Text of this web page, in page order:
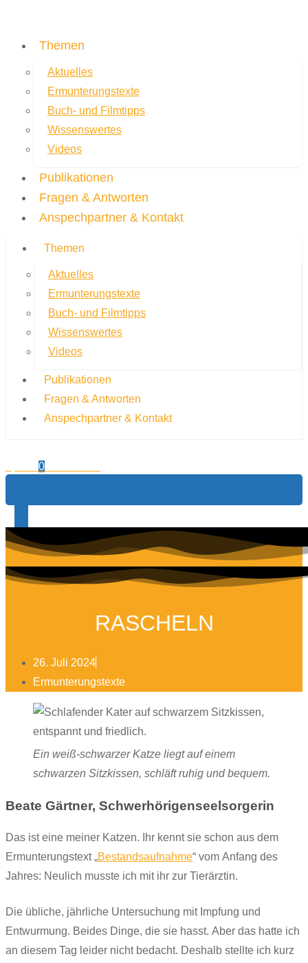
Themen
Aktuelles
Ermunterungstexte
Buch- und Filmtipps
Wissenswertes
Videos
Publikationen
Fragen & Antworten
Anspechpartner & Kontakt
Themen
Aktuelles
Ermunterungstexte
Buch- und Filmtipps
Wissenswertes
Videos
Publikationen
Fragen & Antworten
Anspechpartner & Kontakt
0
RASCHELN
26. Juli 2024
Ermunterungstexte
Ein weiß-schwarzer Katze liegt auf einem
schwarzen Sitzkissen, schläft ruhig und bequem.
Beate Gärtner, Schwerhörigenseelsorgerin
Das ist eine meiner Katzen. Ihr kennt sie schon aus dem
Ermunterungstext „Bestandsaufnahme“ vom Anfang des
Jahres: Neulich musste ich mit ihr zur Tierärztin.
Die übliche, jährliche Untersuchung mit Impfung und
Entwurmung. Beides Dinge, die sie hasst. Aber das hatte ich
an diesem Tag leider nicht bedacht. Deshalb stellte ich kurz